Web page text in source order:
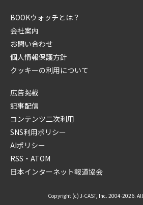
BOOKウォッチとは？
会社案内
お問い合わせ
個人情報保護方針
クッキーの利用について
広告掲載
記事配信
コンテンツ二次利用
SNS利用ポリシー
AIポリシー
RSS・ATOM
日本インターネット報道協会
Copyright (c) J-CAST, Inc. 2004-2026.